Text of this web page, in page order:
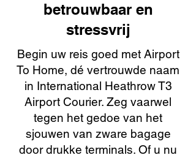
betrouwbaar en
stressvrij
Begin uw reis goed met Airport
To Home, dé vertrouwde naam
in International Heathrow T3
Airport Courier. Zeg vaarwel
tegen het gedoe van het
sjouwen van zware bagage
door drukke terminals. Of u nu